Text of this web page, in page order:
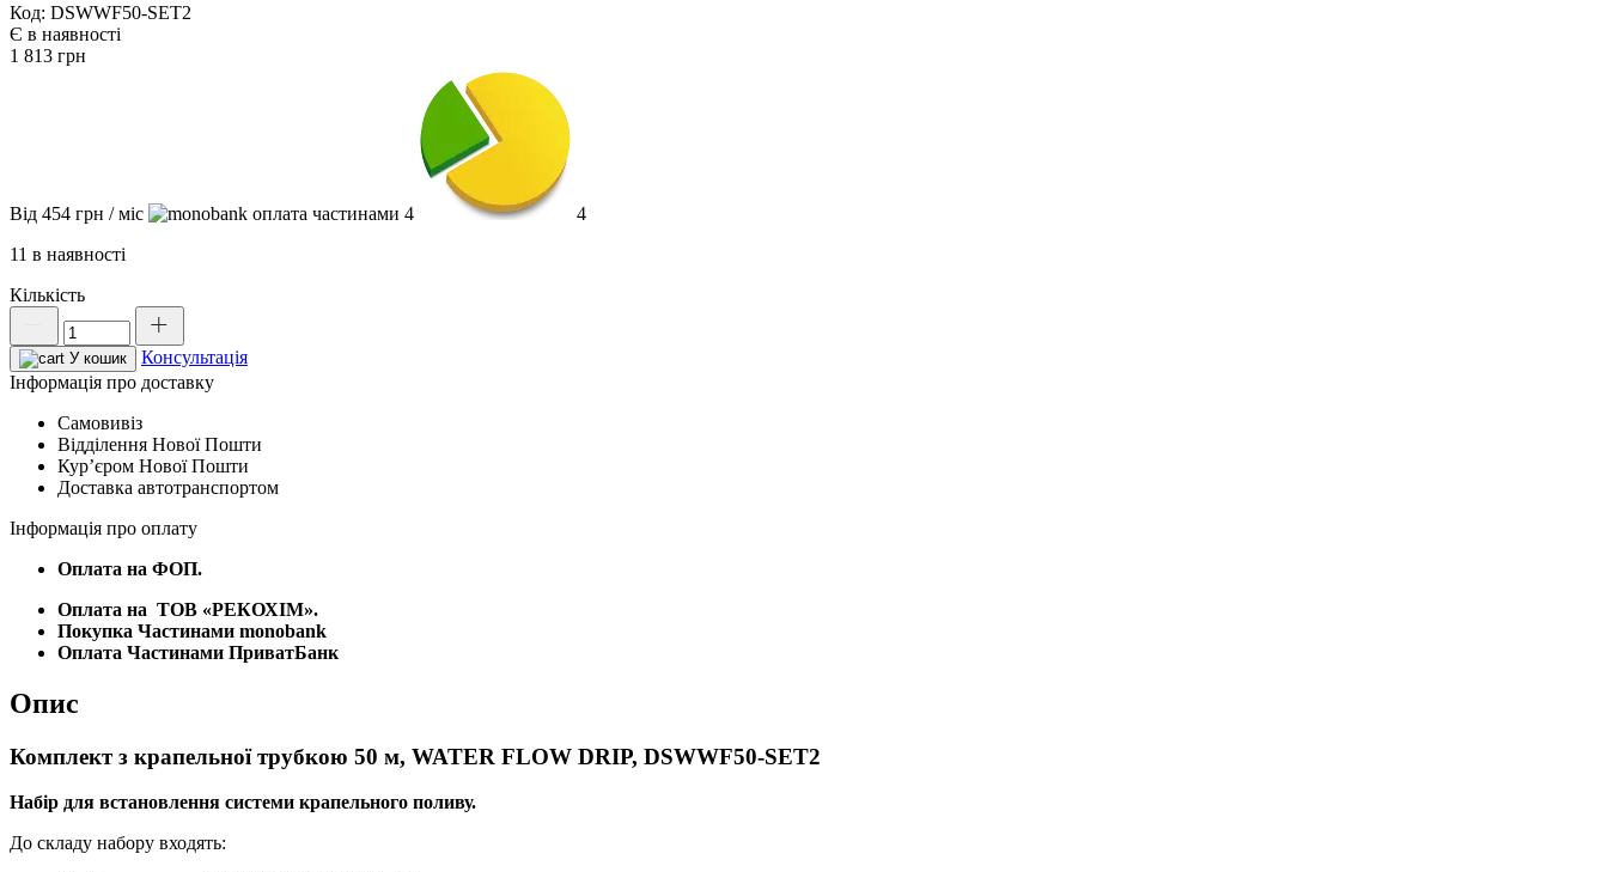
Код: DSWWF50-SET2
Є в наявності
1 813 грн
Від 454 грн / міс 4
4
11 в наявності
Кількість
Комплект
крапельної
трубкою
м,
WATER
FLOW
DRIP,
SET2
У кошик
Консультація
Інформація про доставку
Самовивіз
Відділення Нової Пошти
Курʼєром Нової Пошти
Доставка автотранспортом
Інформація про оплату
Оплата на ФОП.
Оплата на ТОВ «РЕКОХІМ».
Покупка Частинами monobank
Оплата Частинами ПриватБанк
Опис
Комплект з крапельної трубкою 50 м, WATER FLOW DRIP, DSWWF50-SET2
Набір для встановлення системи крапельного поливу.
До складу набору входять: